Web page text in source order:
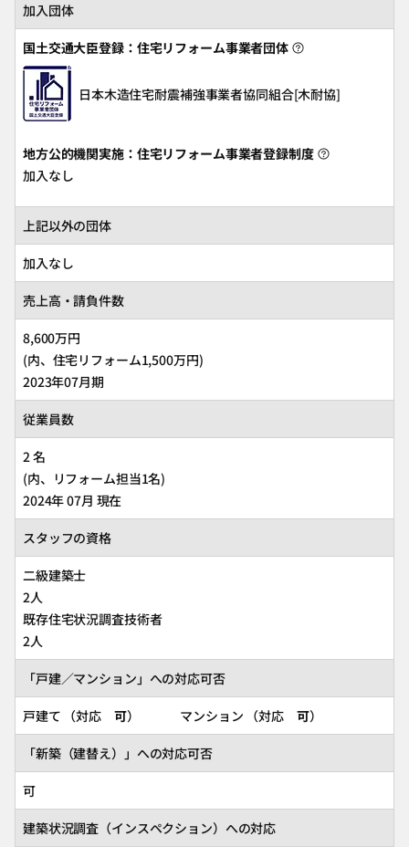
加入団体
国土交通大臣登録：住宅リフォーム事業者団体
日本木造住宅耐震補強事業者協同組合[木耐協]
地方公的機関実施：住宅リフォーム事業者登録制度
加入なし
上記以外の団体
加入なし
売上高・請負件数
8,600万円
(内、住宅リフォーム1,500万円)
2023年07月期
従業員数
2 名
(内、リフォーム担当1名)
2024年 07月 現在
スタッフの資格
二級建築士
2人
既存住宅状況調査技術者
2人
「戸建／マンション」への対応可否
戸建て （対応 可） マンション （対応 可）
「新築（建替え）」への対応可否
可
建築状況調査（インスペクション）への対応